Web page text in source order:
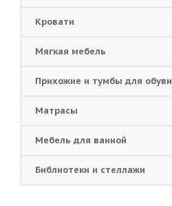
Кровати
Мягкая мебель
Прихожие и тумбы для обуви
Матрасы
Мебель для ванной
Библиотеки и стеллажи